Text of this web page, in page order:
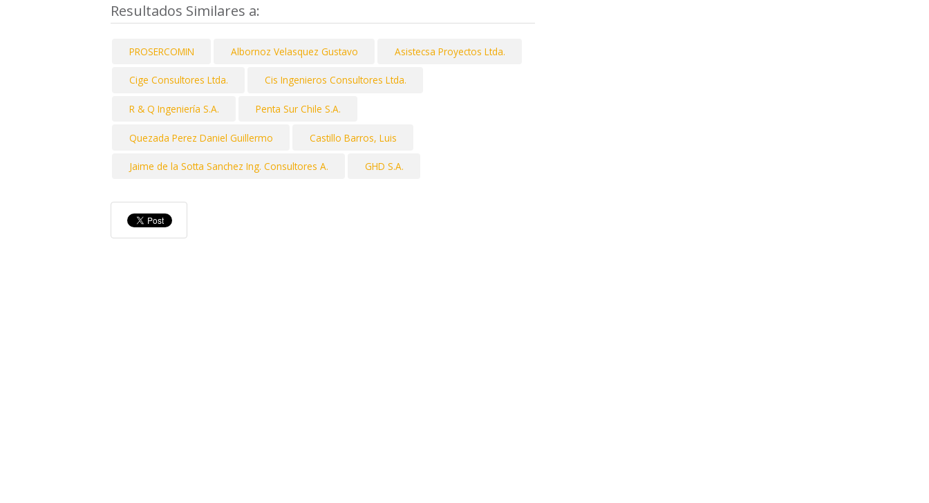
Resultados Similares a:
PROSERCOMIN Albornoz Velasquez Gustavo Asistecsa Proyectos Ltda.
Cige Consultores Ltda. Cis Ingenieros Consultores Ltda.
R & Q Ingeniería S.A. Penta Sur Chile S.A.
Quezada Perez Daniel Guillermo Castillo Barros, Luis
Jaime de la Sotta Sanchez Ing. Consultores A. GHD S.A.